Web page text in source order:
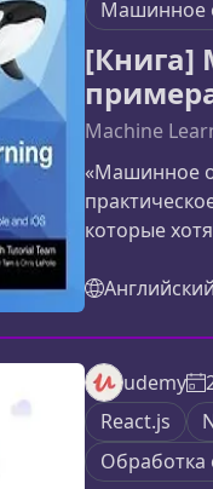
Машинное
[Книга]
Machine
«Машинное
которые
внедрять
теорию,
позволяя
охватывает
машинного
Core
Английский
udemy
React.js
Обработка